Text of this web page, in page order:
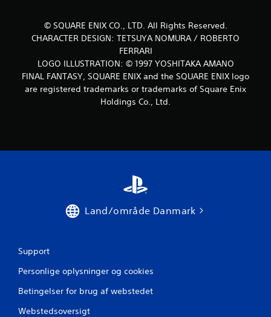
e
r
n
e
© SQUARE ENIX CO., LTD. All Rights Reserved.
CHARACTER DESIGN: TETSUYA NOMURA / ROBERTO
FERRARI
LOGO ILLUSTRATION: © 1997 YOSHITAKA AMANO
FINAL FANTASY, SQUARE ENIX and the SQUARE ENIX logo
are registered trademarks or trademarks of Square Enix
Holdings Co., Ltd.
Land/område Danmark
Support
Personlige oplysninger og cookies
Betingelser for brug af webstedet
Webstedsoversigt